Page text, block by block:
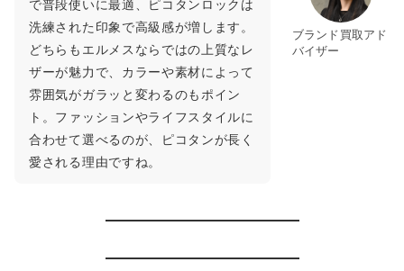
ブランド買取アド
バイザー
で普段使いに最適、ピコタンロックは
洗練された印象で高級感が増します。
どちらもエルメスならではの上質なレ
ザーが魅力で、カラーや素材によって
雰囲気がガラッと変わるのもポイン
ト。ファッションやライフスタイルに
合わせて選べるのが、ピコタンが長く
愛される理由ですね。